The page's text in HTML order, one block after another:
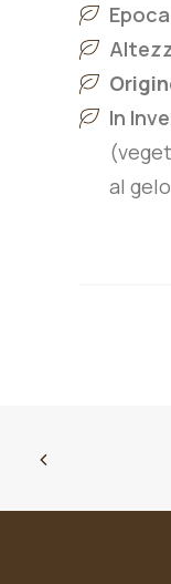
In
al gelo